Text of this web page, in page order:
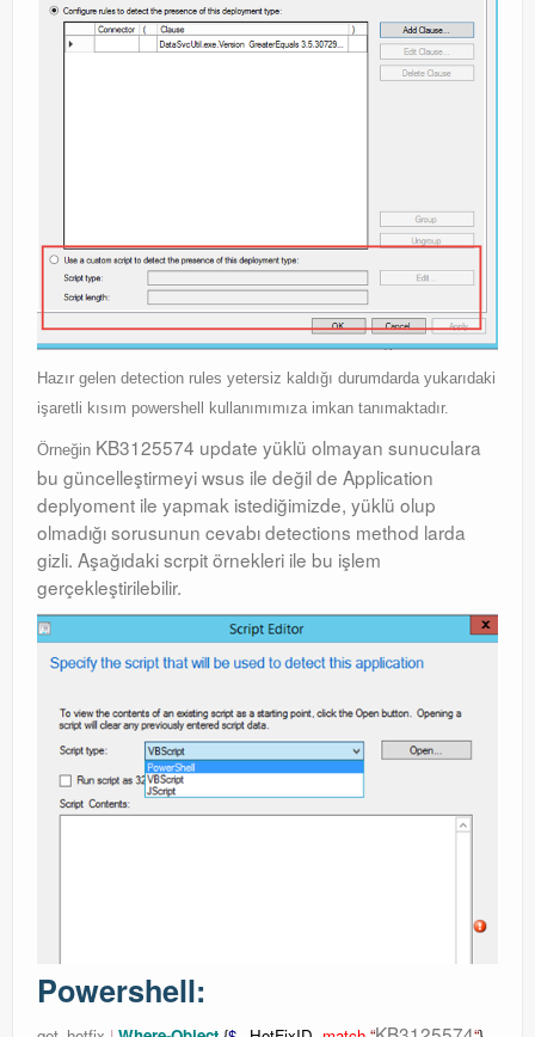
Hazır gelen detection rules yetersiz kaldığı durumdarda yukarıdaki
işaretli kısım powershell kullanımımıza imkan tanımaktadır.
Örneğin KB3125574 update yüklü olmayan sunuculara
bu güncelleştirmeyi wsus ile değil de Application
deplyoment ile yapmak istediğimizde, yüklü olup
olmadığı sorusunun cevabı detections method larda
gizli. Aşağıdaki scrpit örnekleri ile bu işlem
gerçekleştirilebilir.
Powershell: